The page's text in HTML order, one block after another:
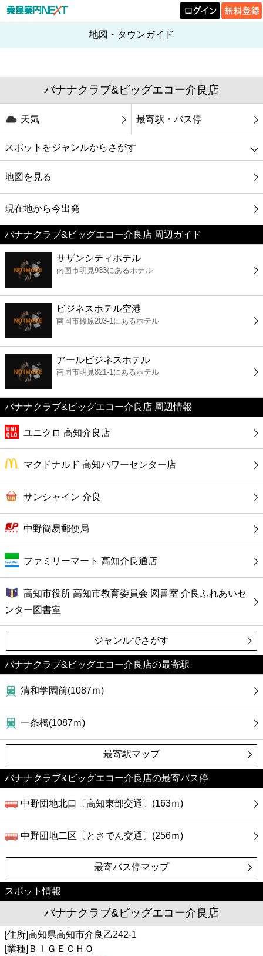
地図・タウンガイド
バナナクラブ&ビッグエコー介良店
天気 最寄駅・バス停
スポットをジャンルからさがす
グルメ
映画
美容
コンビニ
薬局
スーパー
エンタメ
レジャー
書店
ファミレス
ファーストフード
カフェ
ショッピング
銀行
公共
病院
ホテル
地図を見る
現在地から今出発
バナナクラブ&ビッグエコー介良店 周辺ガイド
サザンシティホテル
南国市明見933にあるホテル
ビジネスホテル空港
南国市篠原203-1にあるホテル
アールビジネスホテル
南国市明見821-1にあるホテル
バナナクラブ&ビッグエコー介良店 周辺情報
ユニクロ 高知介良店
マクドナルド 高知パワーセンター店
サンシャイン 介良
中野簡易郵便局
ファミリーマート 高知介良通店
高知市役所 高知市教育委員会 図書室 介良ふれあいセ
ンター図書室
ジャンルでさがす
バナナクラブ&ビッグエコー介良店の最寄駅
清和学園前(1087ｍ)
一条橋(1087ｍ)
最寄駅マップ
バナナクラブ&ビッグエコー介良店の最寄バス停
中野団地北口〔高知東部交通〕(163ｍ)
中野団地二区〔とさでん交通〕(256ｍ)
最寄バス停マップ
スポット情報
バナナクラブ&ビッグエコー介良店
[住所]高知県高知市介良乙242-1
[業種]ＢＩＧＥＣＨＯ